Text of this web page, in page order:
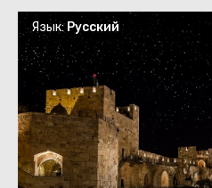
Язык: Русский